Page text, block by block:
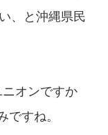
、と沖縄県民
ニオンですか
ですね。